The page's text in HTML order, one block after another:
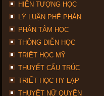
HIỆN TƯỢNG HỌC
LÝ LUẬN PHÊ PHÁN
PHÂN TÂM HỌC
THÔNG DIỄN HỌC
TRIẾT HỌC MỸ
THUYẾT CẤU TRÚC
TRIẾT HỌC HY LẠP
THUYẾT NỮ QUYỀN